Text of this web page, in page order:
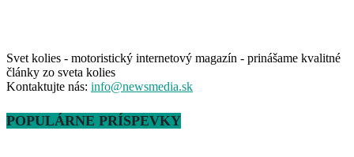
Svet kolies - motoristický internetový magazín - prinášame kvalitné
články zo sveta kolies
Kontaktujte nás: info@newsmedia.sk
POPULÁRNE PRÍSPEVKY